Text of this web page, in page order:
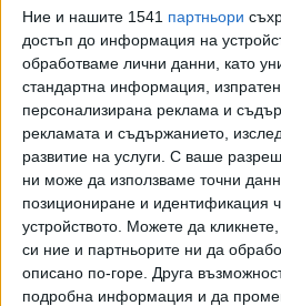
Ние и нашите 1541 партньори
достъп до информация на
обработваме лични данни, като
стандартна информация,
персонализирана реклама и
рекламата и съдържанието,
развитие на услуги. С ваше
ни може да използваме точни
позициониране и идентификация
устройството. Можете да
си ние и партньорите ни да
описано по-горе. Друга
подробна информация и да
ПОСЛЕ
Хавайската Богородица